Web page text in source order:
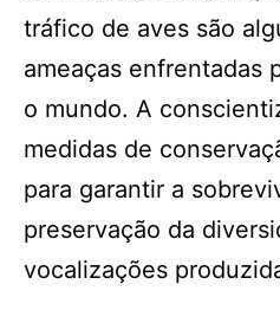
tráfico de aves são
ameaças enfrentadas
o mundo. A
medidas de
para garantir a
preservação da
vocalizações